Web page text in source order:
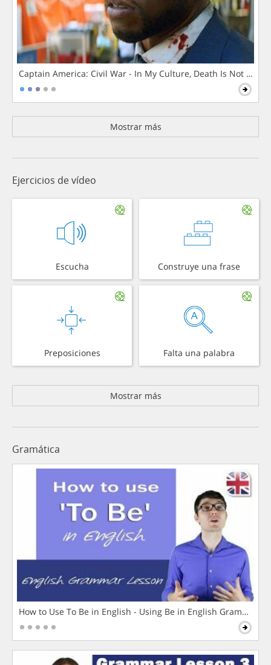
Captain America: Civil War - In My Culture, Death Is Not The
Mostrar más
Ejercicios de vídeo
Escucha Construye una frase
Preposiciones Falta una palabra
Mostrar más
Gramática
How to Use To Be in English - Using Be in English Grammar